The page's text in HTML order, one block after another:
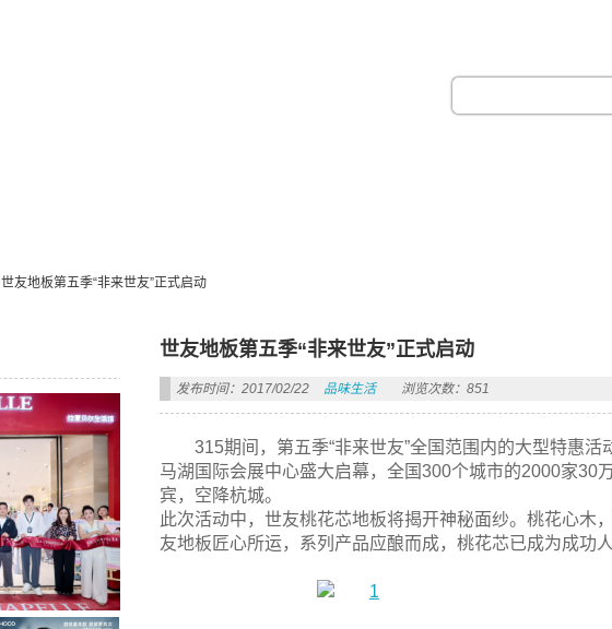
世友地板第五季“非来世友”正式启动
世友地板第五季“非来世友”正式启动
发布时间：2017/02/22 品味生活 浏览次数：851
315期间，第五季“非来世友”全国范围内的大型特惠
马湖国际会展中心盛大启幕，全国300个城市的2000家30
宾，空降杭城。
此次活动中，世友桃花芯地板将揭开神秘面纱。桃花心木
友地板匠心所运，系列产品应酿而成，桃花芯已成为成功人